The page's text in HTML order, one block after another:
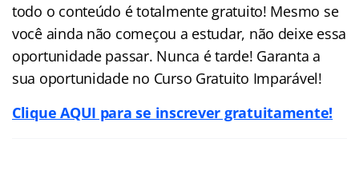
todo o conteúdo é totalmente gratuito! Mesmo se
você ainda não começou a estudar, não deixe essa
oportunidade passar. Nunca é tarde! Garanta a
sua oportunidade no Curso Gratuito Imparável!
Clique AQUI para se inscrever gratuitamente!